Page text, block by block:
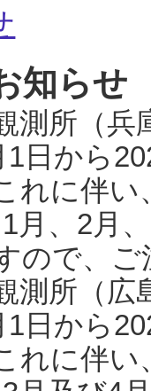
知らせ
測所（
1日から
れに伴い
月、2月
ので、
測所（
1日から
れに伴い